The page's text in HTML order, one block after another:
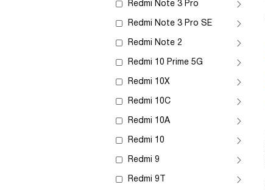
Redmi Note 3 Pro
Redmi Note 3 Pro SE
Redmi Note 2
Redmi 10 Prime 5G
Redmi 10X
Redmi 10C
Redmi 10A
Redmi 10
Redmi 9
Redmi 9T